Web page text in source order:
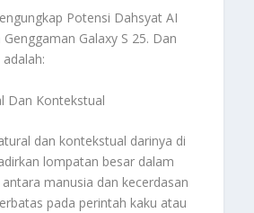
Potensi Dahsyat AI
Galaxy S 25. Dan
Dan Kontekstual
dan kontekstual darinya di
lompatan besar dalam
manusia dan kecerdasan
pada perintah kaku atau